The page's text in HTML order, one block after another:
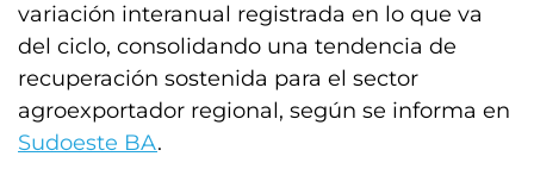
variación interanual registrada en lo que va
del ciclo, consolidando una tendencia de
recuperación sostenida para el sector
agroexportador regional, según se informa en
Sudoeste BA.